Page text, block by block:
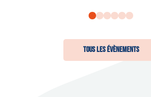
Tous les Évènements